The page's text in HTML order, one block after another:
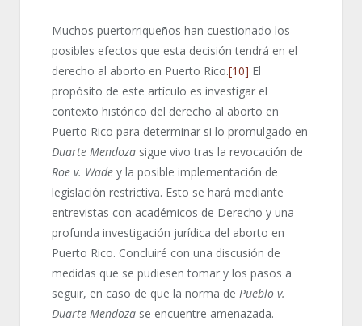
Muchos puertorriqueños han cuestionado los
posibles efectos que esta decisión tendrá en el
derecho al aborto en Puerto Rico.[10] El
propósito de este artículo es investigar el
contexto histórico del derecho al aborto en
Puerto Rico para determinar si lo promulgado en
Duarte Mendozasigue vivo tras la revocación de
Roe v. Wadey la posible implementación de
legislación restrictiva. Esto se hará mediante
entrevistas con académicos de Derecho y una
profunda investigación jurídica del aborto en
Puerto Rico. Concluiré con una discusión de
medidas que se pudiesen tomar y los pasos a
seguir, en caso de que la norma de Pueblo v.
Duarte Mendozase encuentre amenazada.